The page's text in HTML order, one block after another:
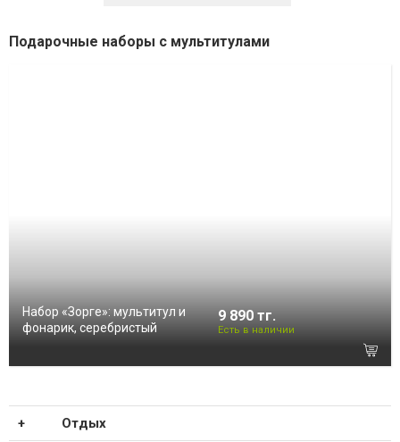
Подарочные наборы с мультитулами
Набор «Зорге»: мультитул и
фонарик, серебристый
9 890 тг.
Есть в наличии
Отдых